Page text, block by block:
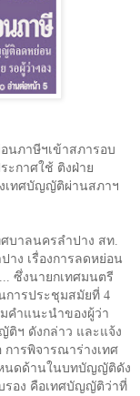
นภาษีฯเข้าสภารอบ
ะกาศใช้ ติงฝ่าย
เทศบัญญัติผ่านสภาฯ
บาลนครลำปาง สท.
ง เรื่องการลดหย่อน
ซึ่งนายกเทศมนตรี
การประชุมสมัยที่ 4
คำแนะนำของผู้ว่า
ติฯ ดังกล่าว และแจ้ง
การพิจารณาร่างเทศ
นดด้านในบทบัญญัติดัง
รอง คือเทศบัญญัติว่าที่